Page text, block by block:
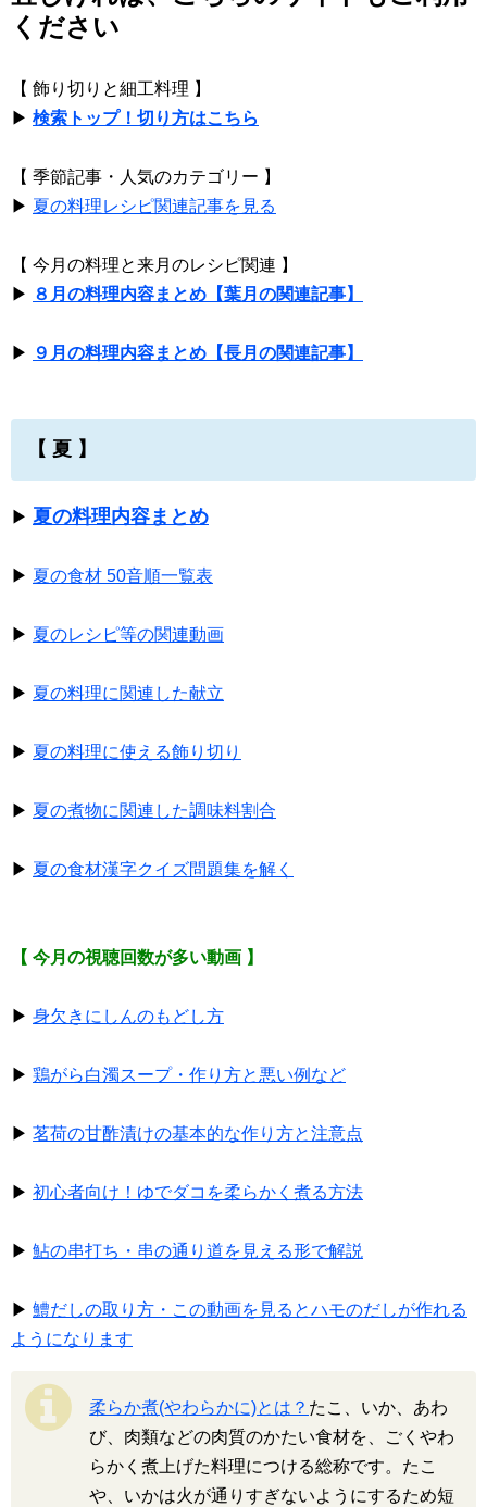
ください
【 飾り切りと細工料理 】
▶ 検索トップ！切り方はこちら
【 季節記事・人気のカテゴリー 】
▶ 夏の料理レシピ関連記事を見る
【 今月の料理と来月のレシピ関連 】
▶ ８月の料理内容まとめ【葉月の関連記事】
▶ ９月の料理内容まとめ【長月の関連記事】
【 夏 】
▶ 夏の料理内容まとめ
▶ 夏の食材 50音順一覧表
▶ 夏のレシピ等の関連動画
▶ 夏の料理に関連した献立
▶ 夏の料理に使える飾り切り
▶ 夏の煮物に関連した調味料割合
▶ 夏の食材漢字クイズ問題集を解く
【 今月の視聴回数が多い動画 】
▶ 身欠きにしんのもどし方
▶ 鶏がら白濁スープ・作り方と悪い例など
▶ 茗荷の甘酢漬けの基本的な作り方と注意点
▶ 初心者向け！ゆでダコを柔らかく煮る方法
▶ 鮎の串打ち・串の通り道を見える形で解説
▶ 鱧だしの取り方・この動画を見るとハモのだしが作れる
ようになります
柔らか煮(やわらかに)とは？ たこ、いか、あわ
び、肉類などの肉質のかたい食材を、ごくやわ
らかく煮上げた料理につける総称です。たこ
や、いかは火が通りすぎないようにするため短